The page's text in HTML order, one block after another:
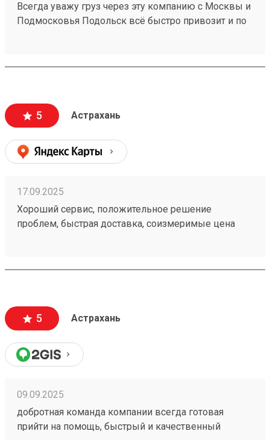
Всегда уважу груз через эту компанию с Москвы и
Подмосковья Подольск всё быстро привозит и по
5 Астрахань
17.09.2025
Хороший сервис, положительное решение
проблем, быстрая доставка, соизмеримые цена
долго, 250820692
5 Астрахань
09.09.2025
добротная команда компании всегда готовая
прийти на помощь, быстрый и качественный